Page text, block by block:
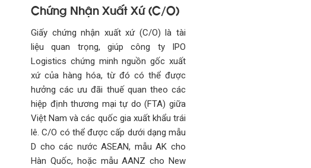
Chứng Nhận Xuất Xứ (C/O)
Giấy chứng nhận xuất xứ (C/O) là tài
liệu quan trọng, giúp công ty IPO
Logistics chứng minh nguồn gốc xuất
xứ của hàng hóa, từ đó có thể được
hưởng các ưu đãi thuế quan theo các
hiệp định thương mại tự do (FTA) giữa
Việt Nam và các quốc gia xuất khẩu trái
lê. C/O có thể được cấp dưới dạng mẫu
D cho các nước ASEAN, mẫu AK cho
Hàn Quốc, hoặc mẫu AANZ cho New